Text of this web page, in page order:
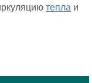
тепла и